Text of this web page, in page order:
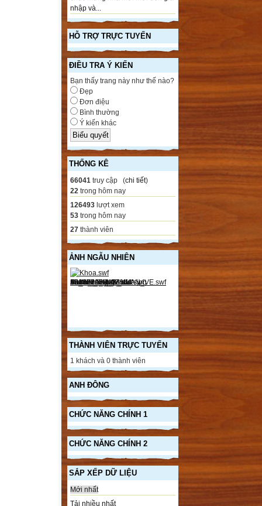
nhập và...
HỖ TRỢ TRỰC TUYẾN
ĐIỀU TRA Ý KIẾN
Bạn thấy trang này như thế nào?
Đẹp
Đơn điệu
Bình thường
Ý kiến khác
THỐNG KÊ
66041 truy cập (chi tiết)
22 trong hôm nay
126493 lượt xem
53 trong hôm nay
27 thành viên
ẢNH NGẪU NHIÊN
THÀNH VIÊN TRỰC TUYẾN
1 khách và 0 thành viên
ANH ĐÔNG
CHỨC NĂNG CHÍNH 1
CHỨC NĂNG CHÍNH 2
SẮP XẾP DỮ LIỆU
Mới nhất
Tải nhiều nhất